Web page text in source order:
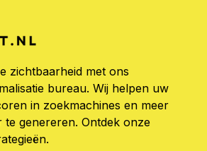
zichtbaarheid met ons
bureau. Wij helpen uw
in zoekmachines en meer
genereren. Ontdek onze